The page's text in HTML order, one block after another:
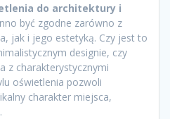
do architektury i
być zgodne zarówno z
jak i jego estetyką. Czy jest to
designie, czy
z charakterystycznymi
oświetlenia pozwoli
charakter miejsca,